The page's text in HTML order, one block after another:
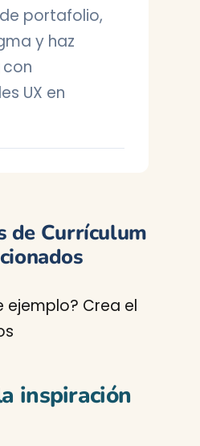
portafolio,
y haz
UX en
de Currículum
ejemplo? Crea el
inspiración